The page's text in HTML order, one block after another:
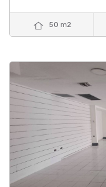
 50 m2